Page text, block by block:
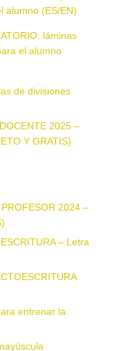
alumno (ES/EN)
láminas
el alumno
de divisiones
2025 –
Y GRATIS)
2024 –
– Letra
entrenar la